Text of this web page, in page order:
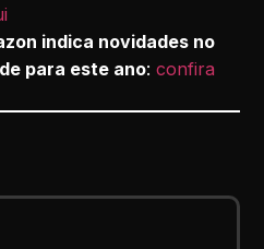
indica novidades no
para este ano:confira